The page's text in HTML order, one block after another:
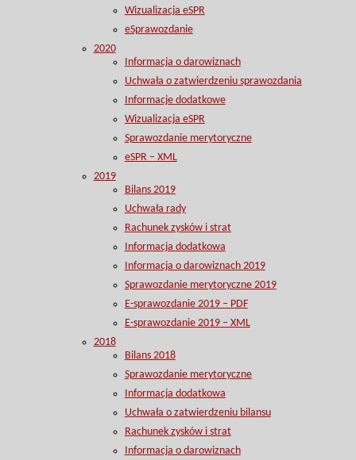
Wizualizacja eSPR
eSprawozdanie
2020
Informacja o darowiznach
Uchwała o zatwierdzeniu sprawozdania
Informacje dodatkowe
Wizualizacja eSPR
Sprawozdanie merytoryczne
eSPR – XML
2019
Bilans 2019
Uchwała rady
Rachunek zysków i strat
Informacja dodatkowa
Informacja o darowiznach 2019
Sprawozdanie merytoryczne 2019
E-sprawozdanie 2019 – PDF
E-sprawozdanie 2019 – XML
2018
Bilans 2018
Sprawozdanie merytoryczne
Informacja dodatkowa
Uchwała o zatwierdzeniu bilansu
Rachunek zysków i strat
Informacja o darowiznach